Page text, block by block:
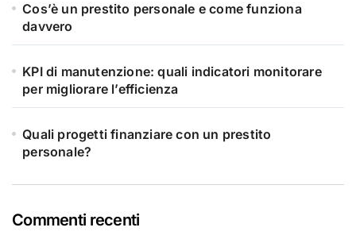
Cos’è un prestito personale e come funziona
davvero
KPI di manutenzione: quali indicatori monitorare
per migliorare l’efficienza
Quali progetti finanziare con un prestito
personale?
Commenti recenti